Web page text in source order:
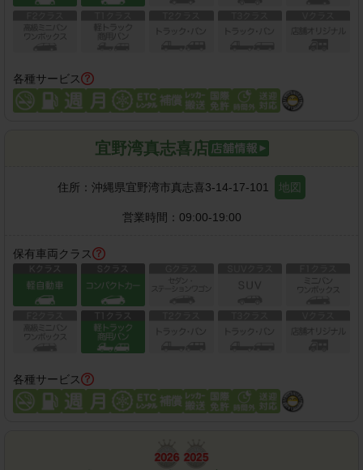
各種サービス
宜野湾真志喜店
住所： 沖縄県宜野湾市真志喜3-14-17-101 地図
営業時間： 09:00-19:00
保有車両クラス
各種サービス